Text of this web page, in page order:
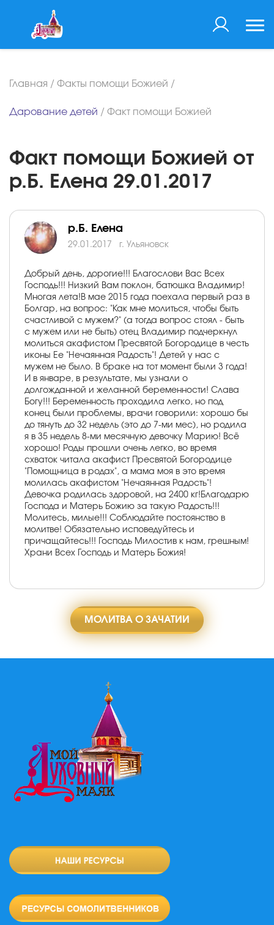
Главная / Факты помощи Божией /
Дарование детей / Факт помощи Божией
Факт помощи Божией от
р.Б. Елена 29.01.2017
р.Б. Елена
29.01.2017 г. Ульяновск
Добрый день, дорогие!!! Благослови Вас Всех
Господь!!! Низкий Вам поклон, батюшка Владимир!
Многая лета!В мае 2015 года поехала первый раз в
Болгар, на вопрос: "Как мне молиться, чтобы быть
счастливой с мужем?" (а тогда вопрос стоял - быть
с мужем или не быть) отец Владимир подчеркнул
молиться акафистом Пресвятой Богородице в честь
иконы Ее "Нечаянная Радость"! Детей у нас с
мужем не было. В браке на тот момент были 3 года!
И в январе, в результате, мы узнали о
долгожданной и желанной беременности! Слава
Богу!!! Беременность проходила легко, но под
конец были проблемы, врачи говорили: хорошо бы
до тянуть до 32 недель (это до 7-ми мес), но родила
я в 35 недель 8-ми месячную девочку Марию! Всё
хорошо! Роды прошли очень легко, во время
схваток читала акафист Пресвятой Богородице
"Помощница в родах", а мама моя в это время
молилась акафистом "Нечаянная Радость"!
Девочка родилась здоровой, на 2400 кг!Благодарю
Господа и Матерь Божию за такую Радость!!!
Молитесь, милые!!! Соблюдайте постоянство в
молитве! Обязательно исповедуйтесь и
причащайтесь!!! Господь Милостив к нам, грешным!
Храни Всех Господь и Матерь Божия!
МОЛИТВА О ЗАЧАТИИ